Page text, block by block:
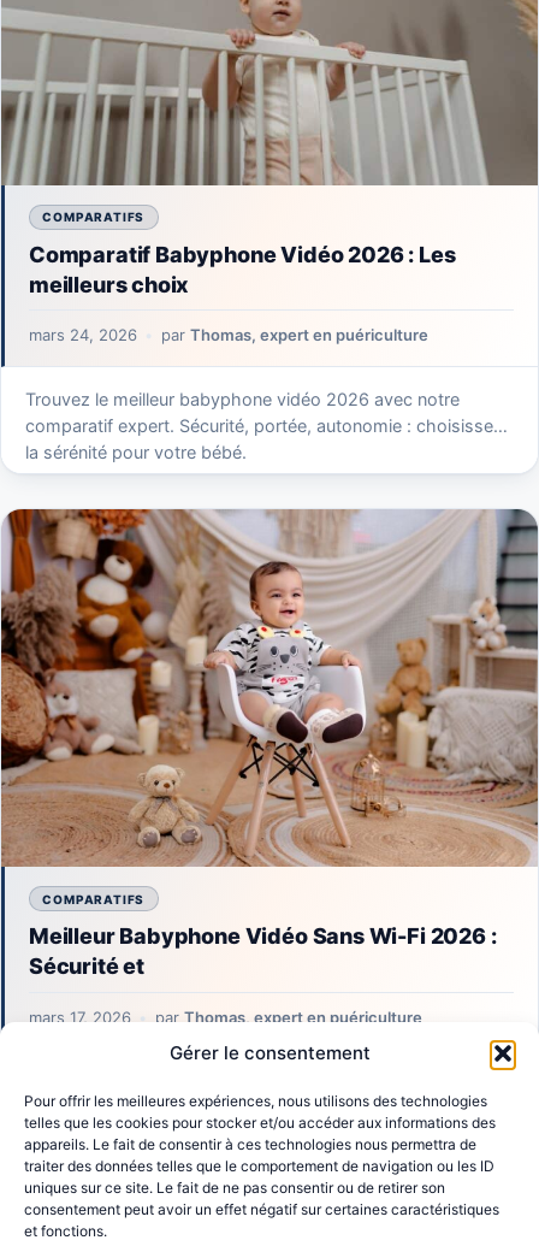
Gérer le consentement
Pour offrir les meilleures expériences, nous utilisons des technologies
telles que les cookies pour stocker et/ou accéder aux informations des
appareils. Le fait de consentir à ces technologies nous permettra de
traiter des données telles que le comportement de navigation ou les ID
uniques sur ce site. Le fait de ne pas consentir ou de retirer son
consentement peut avoir un effet négatif sur certaines caractéristiques
et fonctions.
Comparatif Babyphone Vidéo 2026 : Les
meilleurs choix
COMPARATIFS
mars 24, 2026 par Thomas, expert en puériculture
Trouvez le meilleur babyphone vidéo 2026 avec notre
comparatif expert. Sécurité, portée, autonomie : choisissez
la sérénité pour votre bébé.
Meilleur Babyphone Vidéo Sans Wi-Fi 2026 :
Sécurité et
COMPARATIFS
mars 17, 2026 par Thomas, expert en puériculture
Guide complet, comparatif, et avis experts pour une sécurité
optimale et une tranquillité d’esprit sans faille pour les
parents.
Mentions légales
Politique de confidentialité